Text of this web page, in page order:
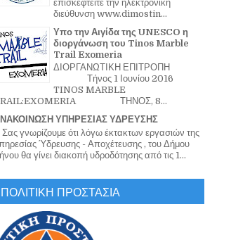
επισκεφτείτε την ηλεκτρονική
διεύθυνση www.dimostin...
Υπο την Αιγίδα της UNESCO η
διοργάνωση του Tinos Marble
Trail Exomeria
ΔΙΟΡΓΑΝΩΤΙΚΗ ΕΠΙΤΡΟΠΗ
Τήνος 1 Ιουνίου 2016
TINOS MARBLE
ΤΗΝΟΣ, 8...
ΥΠΗΡΕΣΙΑΣ ΥΔΡΕΥΣΗΣ
γνωρίζουμε ότι λόγω έκτακτων εργασιών της
Ύδρευσης - Αποχέτευσης , του Δήμου
θα γίνει διακοπή υδροδότησης από τις 1...
ΠΟΛΙΤΙΚΗ ΠΡΟΣΤΑΣΙΑ